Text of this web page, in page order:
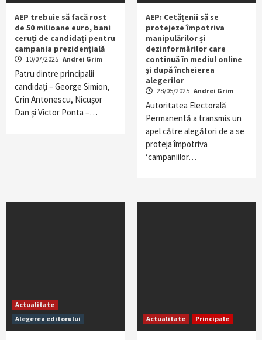
AEP trebuie să facă rost
de 50 milioane euro, bani
ceruți de candidați pentru
campania prezidențială
10/07/2025 Andrei Grim
Patru dintre principalii
candidați – George Simion,
Crin Antonescu, Nicușor
Dan și Victor Ponta –…
AEP: Cetățenii să se
protejeze împotriva
manipulărilor și
dezinformărilor care
continuă în mediul online
și după încheierea
alegerilor
28/05/2025 Andrei Grim
Autoritatea Electorală
Permanentă a transmis un
apel către alegători de a se
proteja împotriva
‘campaniilor…
Actualitate
Alegerea editorului
Actualitate Principale